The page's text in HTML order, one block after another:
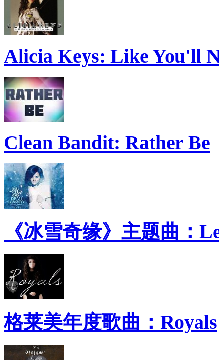
Alicia Keys: Like You'll
Clean Bandit: Rather Be
《冰雪奇缘》主题曲：
格莱美年度歌曲：Royals